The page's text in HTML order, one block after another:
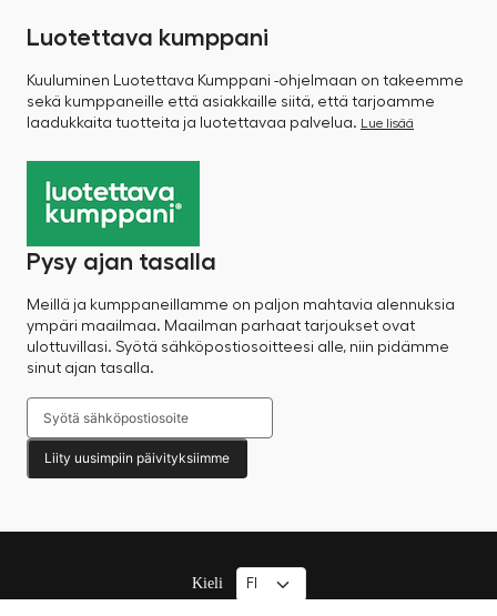
Luotettava kumppani
Kuuluminen Luotettava Kumppani -ohjelmaan on takeemme
sekä kumppaneille että asiakkaille siitä, että tarjoamme
laadukkaita tuotteita ja luotettavaa palvelua. Lue lisää
Pysy ajan tasalla
Meillä ja kumppaneillamme on paljon mahtavia alennuksia
ympäri maailmaa. Maailman parhaat tarjoukset ovat
ulottuvillasi. Syötä sähköpostiosoitteesi alle, niin pidämme
sinut ajan tasalla.
Liity uusimpiin päivityksiimme
Kieli